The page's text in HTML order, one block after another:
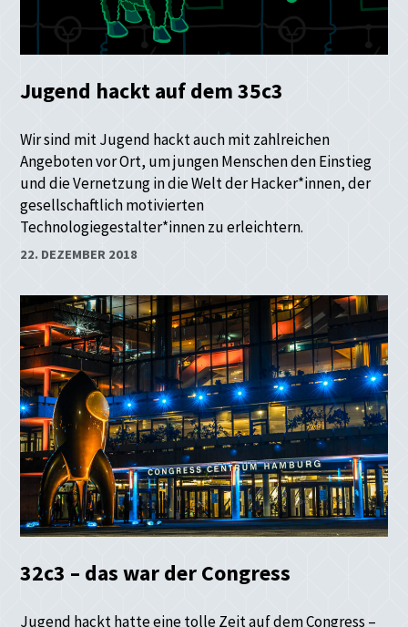
Jugend hackt auf dem 35c3
Wir sind mit Jugend hackt auch mit zahlreichen
Angeboten vor Ort, um jungen Menschen den Einstieg
und die Vernetzung in die Welt der Hacker*innen, der
gesellschaftlich motivierten
Technologiegestalter*innen zu erleichtern.
22. DEZEMBER 2018
32c3 – das war der Congress
Jugend hackt hatte eine tolle Zeit auf dem Congress –